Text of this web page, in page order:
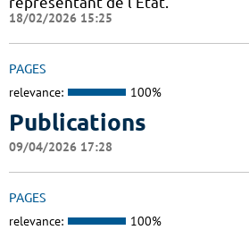
18/02/2026 15:25
PAGES
relevance: 100%
Publications
09/04/2026 17:28
PAGES
relevance: 100%